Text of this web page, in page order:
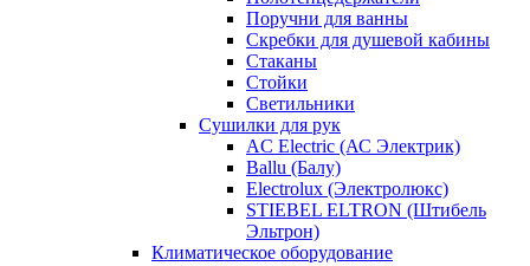
Поручни для ванны
Скребки для душевой кабины
Стаканы
Стойки
Светильники
Сушилки для рук
AC Electric (АС Электрик)
Ballu (Балу)
Electrolux (Электролюкс)
STIEBEL ELTRON (Штибель
Эльтрон)
Климатическое оборудование